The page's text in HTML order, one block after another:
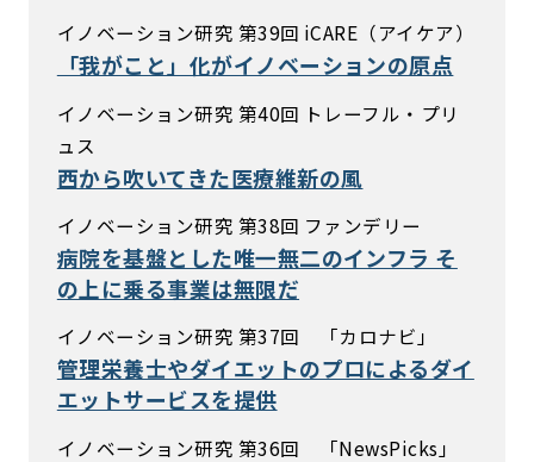
イノベーション研究 第39回 iCARE（アイケア）
「我がこと」化がイノベーションの原点
イノベーション研究 第40回 トレーフル・プリ
ュス
西から吹いてきた医療維新の風
イノベーション研究 第38回 ファンデリー
病院を基盤とした唯一無二のインフラ そ
の上に乗る事業は無限だ
イノベーション研究 第37回 「カロナビ」
管理栄養士やダイエットのプロによるダイ
エットサービスを提供
イノベーション研究 第36回 「NewsPicks」